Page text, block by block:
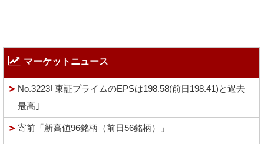
マーケットニュース
No.3223｢東証プライムのEPSは198.58(前日198.41)と過去
最高｣
寄前「新高値96銘柄（前日56銘柄）」